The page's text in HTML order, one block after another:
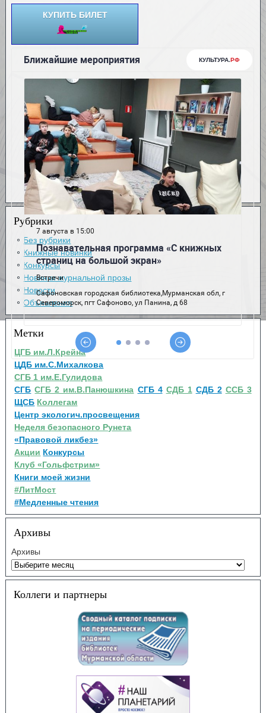
КУПИТЬ БИЛЕТ
Рубрики
Без рубрики
Книжные новинки
Конкурсы
Новинки журнальной прозы
Новости
Объявления
Метки
ЦГБ им.Л.Крейна
ЦДБ им.С.Михалкова
СГБ 1 им.Е.Гулидова
СГБ СГБ 2 им.В.Панюшкина СГБ 4 СДБ 1 СДБ 2 ССБ 3
ЩСБ Коллегам
Центр экологич.просвещения
Неделя безопасного Рунета
«Правовой ликбез»
Акции Конкурсы
Клуб «Гольфстрим»
Книги моей жизни
#ЛитМост
#Медленные чтения
Архивы
Архивы
Коллеги и партнеры